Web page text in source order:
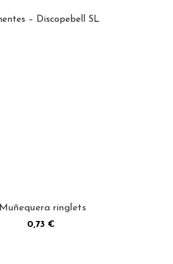
Muñequera ringlets
Precio
0,73 €